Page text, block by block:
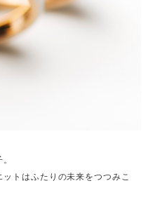
トはふたりの未来をつつみこ